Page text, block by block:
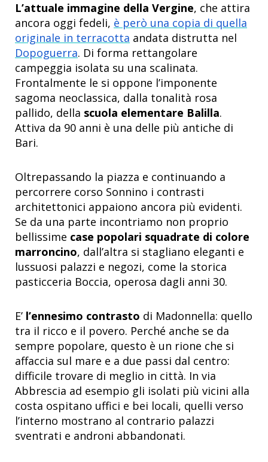
L’attuale immagine della Vergine, che attira
ancora oggi fedeli, è però una copia di quella
originale in terracotta andata distrutta nel
Dopoguerra. Di forma rettangolare
campeggia isolata su una scalinata.
Frontalmente le si oppone l’imponente
sagoma neoclassica, dalla tonalità rosa
pallido, della scuola elementare Balilla.
Attiva da 90 anni è una delle più antiche di
Bari.
Oltrepassando la piazza e continuando a
percorrere corso Sonnino i contrasti
architettonici appaiono ancora più evidenti.
Se da una parte incontriamo non proprio
bellissime case popolari squadrate di colore
marroncino, dall’altra si stagliano eleganti e
lussuosi palazzi e negozi, come la storica
pasticceria Boccia, operosa dagli anni 30.
E’ l’ennesimo contrasto di Madonnella: quello
tra il ricco e il povero. Perché anche se da
sempre popolare, questo è un rione che si
affaccia sul mare e a due passi dal centro:
difficile trovare di meglio in città. In via
Abbrescia ad esempio gli isolati più vicini alla
costa ospitano uffici e bei locali, quelli verso
l’interno mostrano al contrario palazzi
sventrati e androni abbandonati.